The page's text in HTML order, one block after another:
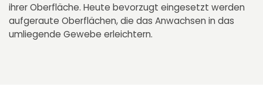
ihrer Oberfläche. Heute bevorzugt eingesetzt werden
aufgeraute Oberflächen, die das Anwachsen in das
umliegende Gewebe erleichtern.